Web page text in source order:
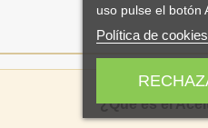
¿Qué es el
uso pulse el botón
Política de cookies